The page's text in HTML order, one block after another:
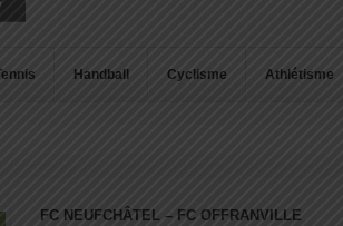
Handball Cyclisme Athlétisme
FC NEUFCHÂTEL – FC OFFRANVILLE